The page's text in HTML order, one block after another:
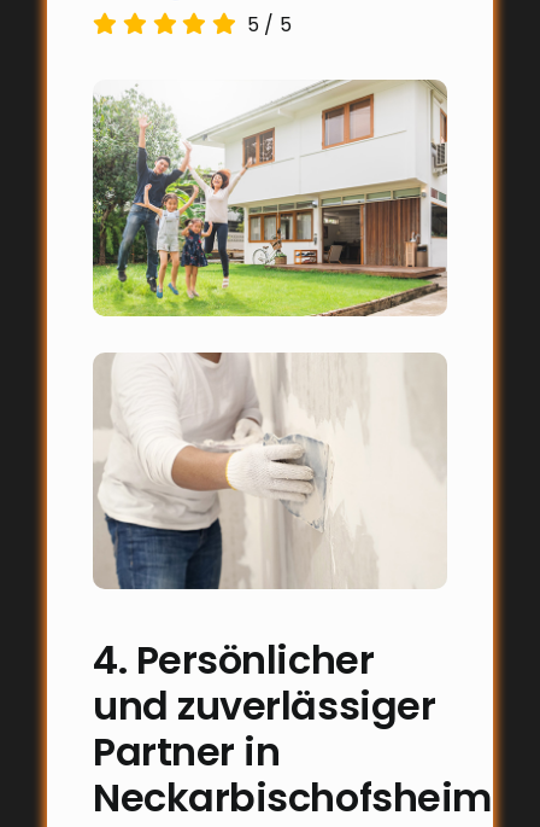
5 / 5
4. Persönlicher
und zuverlässiger
Partner in
Neckarbischofsheim